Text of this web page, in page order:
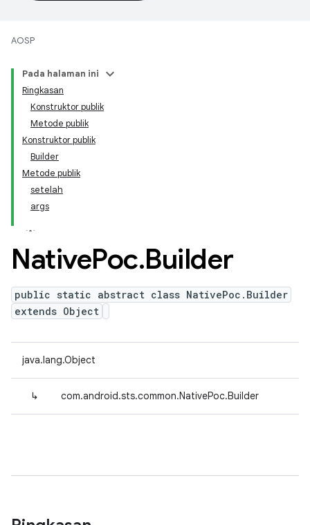
AOSP
Pada halaman ini
Ringkasan
Konstruktor publik
Metode publik
Konstruktor publik
Builder
Metode publik
setelah
args
NativePoc.Builder
public static abstract class NativePoc.Builder
extends Object
java.lang.Object
↳ com.android.sts.common.NativePoc.Builder